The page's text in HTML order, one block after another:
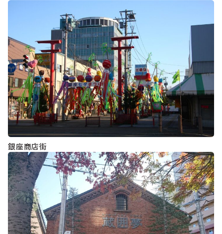
銀座商店街